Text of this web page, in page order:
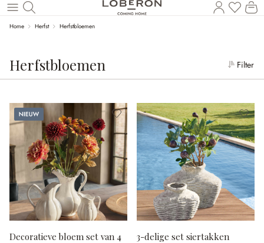
Naar de hoofdinhoud
Home Herfst Herfstbloemen
Herfstbloemen Filter
Nieuw
Decoratieve bloem set van 4
3-delige set siertakken